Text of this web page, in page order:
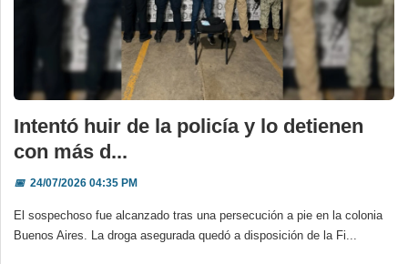
Intentó huir de la policía y lo detienen
con más d...
📅24/07/2026 04:35 PM
El sospechoso fue alcanzado tras una persecución a pie en la colonia
Buenos Aires. La droga asegurada quedó a disposición de la Fi...